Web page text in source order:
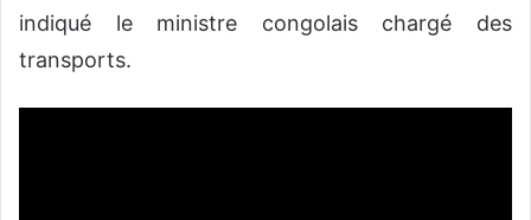
indiqué le ministre congolais chargé des
transports.